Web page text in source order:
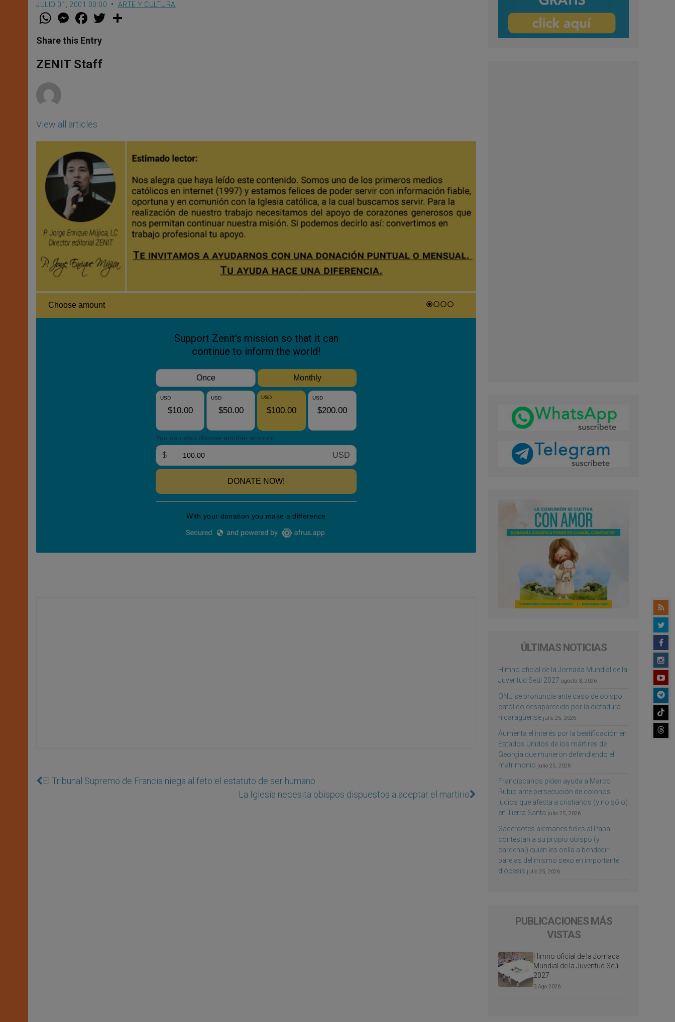
JULIO 01, 2001 00:00 ARTE Y CULTURA
W
t
s
p
p
M
e
s
e
g
e
F
a
e
b
o
k
w
Share this Entry
ZENIT Staff
View all articles
El Tribunal Supremo de Francia niega al feto el estatuto de ser humano
La Iglesia necesita obispos dispuestos a aceptar el martirio
ÚLTIMAS NOTICIAS
Himno oficial de la Jornada Mundial de la
Juventud Seúl 2027 agosto 3, 2026
ONU se pronuncia ante caso de obispo
católico desaparecido por la dictadura
nicaragüense julio 25, 2026
Aumenta el interés por la beatificación en
Estados Unidos de los mártires de
Georgia que murieron defendiendo el
matrimonio julio 25, 2026
Franciscanos piden ayuda a Marco
Rubio ante persecución de colonos
judíos que afecta a cristianos (y no sólo)
en Tierra Santa julio 25, 2026
Sacerdotes alemanes fieles al Papa
contestan a su propio obispo (y
cardenal) quien les orilla a bendecir
parejas del mismo sexo en importante
diócesis julio 25, 2026
PUBLICACIONES MÁS
VISTAS
Himno oficial de la Jornada
Mundial de la Juventud Seúl
2027
3 Ago 2026